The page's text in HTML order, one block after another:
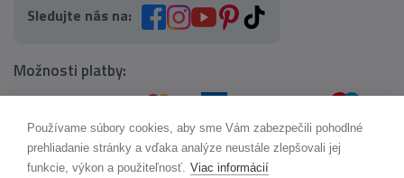
Sledujte nás na:
Možnosti platby:
Používame súbory cookies, aby sme Vám zabezpečili pohodlné
prehliadanie stránky a vďaka analýze neustále zlepšovali jej
funkcie, výkon a použiteľnosť. Viac informácií
AI pomocník Maxík
Online